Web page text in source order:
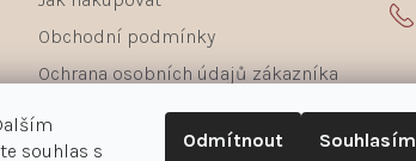
souhlas s
Odmítnout Souhlasím
Obchodní podmínky
Ochrana osobních údajů zákazníka
Odstoupení od smlouvy - formulář